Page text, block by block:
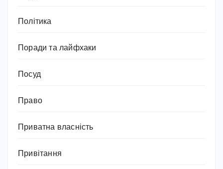
Політика
Поради та лайфхаки
Посуд
Право
Приватна власність
Привітання